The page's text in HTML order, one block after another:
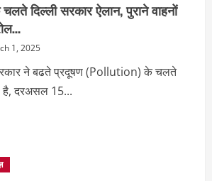
दिल्ली सरकार ऐलान, पुराने वाहनों
1, 2025
सरकार ने बढते प्रदूषण (Pollution) के चलते
है, दरअसल 15...